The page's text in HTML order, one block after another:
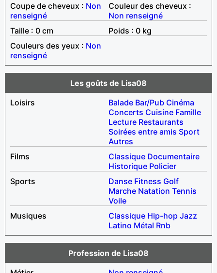
Coupe de cheveux : Non
renseigné
Couleur des cheveux :
Non renseigné
Taille : 0 cm
Poids : 0 kg
Couleurs des yeux : Non
renseigné
Les goûts de Lisa08
Loisirs
Balade Bar/Pub Cinéma
Concerts Cuisine Famille
Lecture Restaurants
Soirées entre amis Sport
Autres
Films
Classique Documentaire
Historique Policier
Sports
Danse Fitness Golf
Marche Natation Tennis
Voile
Musiques
Classique Hip-hop Jazz
Latino Métal Rnb
Profession de Lisa08